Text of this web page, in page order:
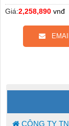
Giá:2,258,890 vnđ
CÔNG TY